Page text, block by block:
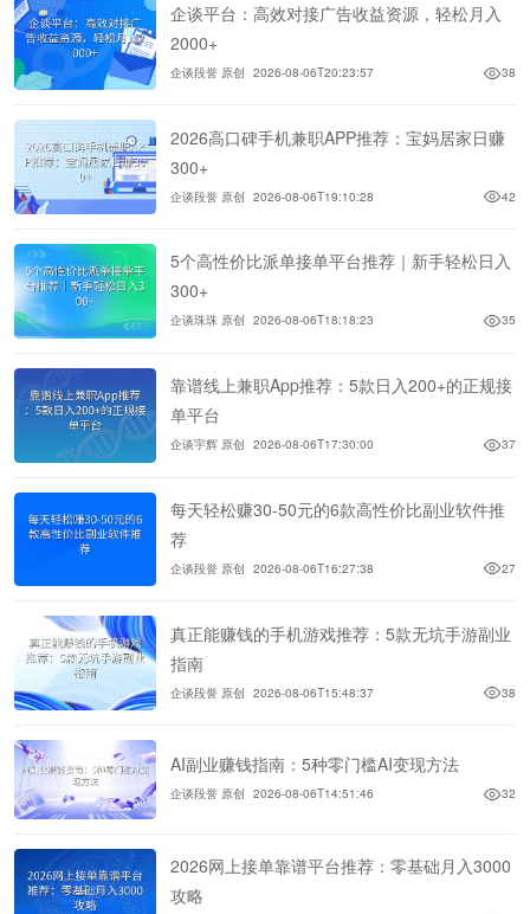
企谈平台：高效对接广告收益资源，轻松月入
2000+
企谈段誉 原创 2026-08-06T20:23:57 38
2026高口碑手机兼职APP推荐：宝妈居家日赚
300+
企谈段誉 原创 2026-08-06T19:10:28 42
5个高性价比派单接单平台推荐｜新手轻松日入
300+
企谈珠珠 原创 2026-08-06T18:18:23 35
靠谱线上兼职App推荐：5款日入200+的正规接
单平台
企谈宇辉 原创 2026-08-06T17:30:00 37
每天轻松赚30-50元的6款高性价比副业软件推
荐
企谈段誉 原创 2026-08-06T16:27:38 27
真正能赚钱的手机游戏推荐：5款无坑手游副业
指南
企谈段誉 原创 2026-08-06T15:48:37 38
AI副业赚钱指南：5种零门槛AI变现方法
企谈段誉 原创 2026-08-06T14:51:46 32
2026网上接单靠谱平台推荐：零基础月入3000
攻略